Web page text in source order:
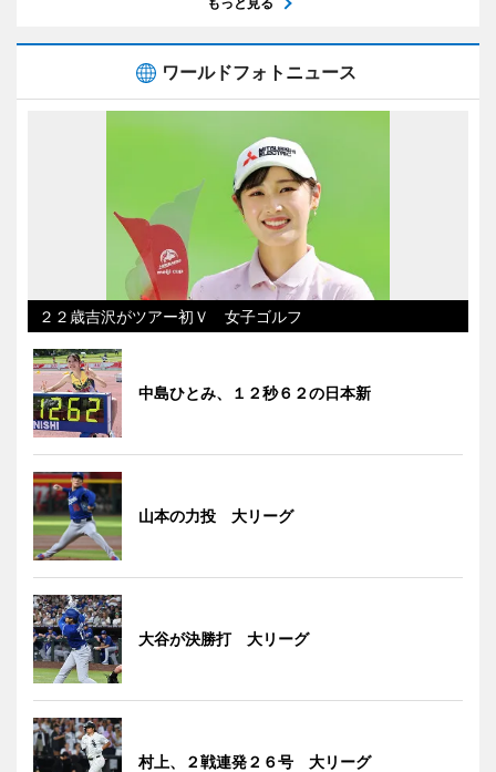
ワールドフォトニュース
２２歳吉沢がツアー初Ｖ 女子ゴルフ
中島ひとみ、１２秒６２の日本新
山本の力投 大リーグ
大谷が決勝打 大リーグ
村上、２戦連発２６号 大リーグ